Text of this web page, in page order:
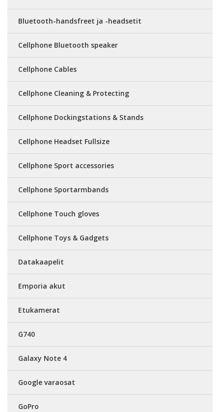
Bluetooth-handsfreet ja -headsetit
Cellphone Bluetooth speaker
Cellphone Cables
Cellphone Cleaning & Protecting
Cellphone Dockingstations & Stands
Cellphone Headset Fullsize
Cellphone Sport accessories
Cellphone Sportarmbands
Cellphone Touch gloves
Cellphone Toys & Gadgets
Datakaapelit
Emporia akut
Etukamerat
G740
Galaxy Note 4
Google varaosat
GoPro